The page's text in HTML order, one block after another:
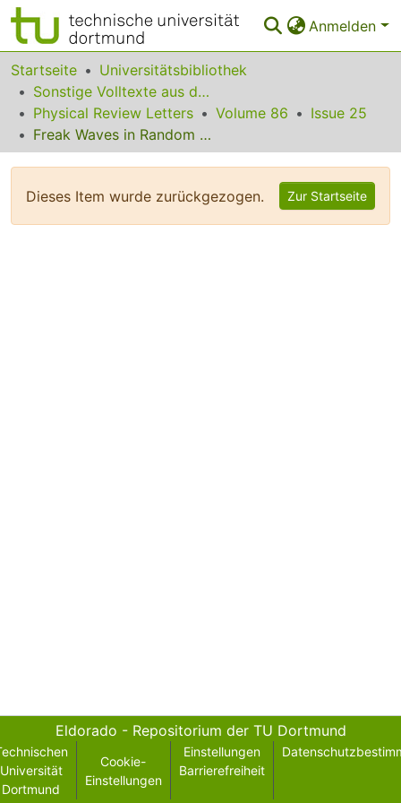
Anmelden
Bereiche & Sammlungen
Das gesamte Repositorium
Statistiken
Startseite
Universitätsbibliothek
Sonstige Volltexte aus dem Bibliotheksangebot
Physical Review Letters
Volume 86
Issue 25
Freak Waves in Random Oceanic Sea States
Dieses Item wurde zurückgezogen. Zur Startseite
Eldorado - Repositorium der TU Dortmund
Universität
Dortmund
Cookie-
Einstellungen
Einstellungen
Barrierefreiheit